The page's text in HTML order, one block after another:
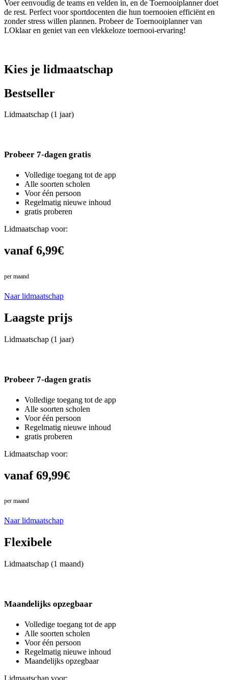
Voer eenvoudig de teams en velden in, en de Toernooiplanner doet
de rest. Perfect voor sportdocenten die hun toernooien efficiënt en
zonder stress willen plannen. Probeer de Toernooiplanner van
LOklaar en geniet van een vlekkeloze toernooi-ervaring!
Kies je lidmaatschap
Bestseller
Lidmaatschap (1 jaar)
Probeer 7-dagen gratis
Volledige toegang tot de app
Alle soorten scholen
Voor één persoon
Regelmatig nieuwe inhoud
gratis proberen
Lidmaatschap voor:
vanaf 6,99€
per maand
Naar lidmaatschap
Laagste prijs
Lidmaatschap (1 jaar)
Probeer 7-dagen gratis
Volledige toegang tot de app
Alle soorten scholen
Voor één persoon
Regelmatig nieuwe inhoud
gratis proberen
Lidmaatschap voor:
vanaf 69,99€
per maand
Naar lidmaatschap
Flexibele
Lidmaatschap (1 maand)
Maandelijks opzegbaar
Volledige toegang tot de app
Alle soorten scholen
Voor één persoon
Regelmatig nieuwe inhoud
Maandelijks opzegbaar
Lidmaatschap voor: